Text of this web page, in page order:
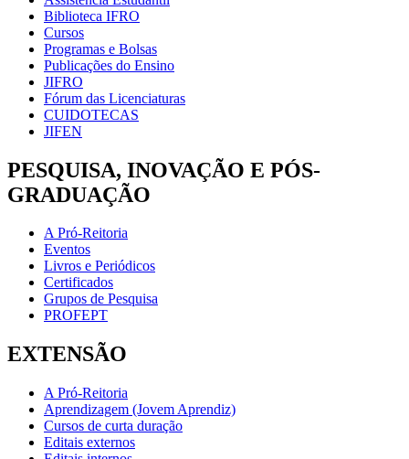
Biblioteca IFRO
Cursos
Programas e Bolsas
Publicações do Ensino
JIFRO
Fórum das Licenciaturas
CUIDOTECAS
JIFEN
PESQUISA, INOVAÇÃO E PÓS-
GRADUAÇÃO
A Pró-Reitoria
Eventos
Livros e Periódicos
Certificados
Grupos de Pesquisa
PROFEPT
EXTENSÃO
A Pró-Reitoria
Aprendizagem (Jovem Aprendiz)
Cursos de curta duração
Editais externos